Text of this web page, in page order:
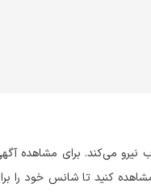
نیرو می‌کند. برای مشاهده
کنید تا شانس خود را